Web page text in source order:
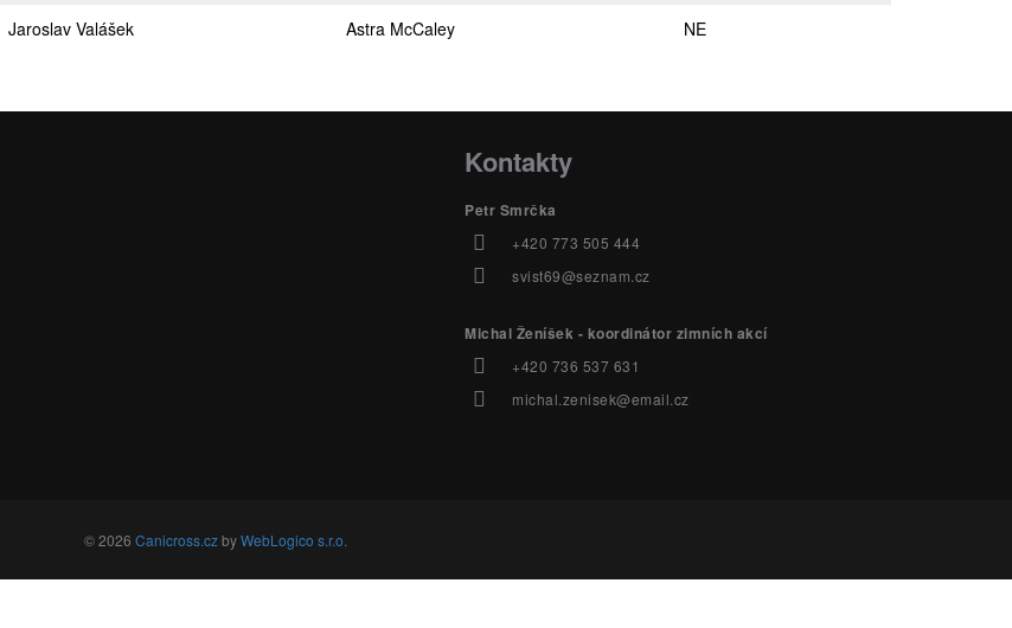
Jaroslav Valášek Astra McCaley NE
Kontakty
Petr Smrčka
+420 773 505 444
svist69@seznam.cz
Michal Ženíšek - koordinátor zimních akcí
+420 736 537 631
michal.zenisek@email.cz
© 2026 Canicross.czbyWebLogico s.r.o.